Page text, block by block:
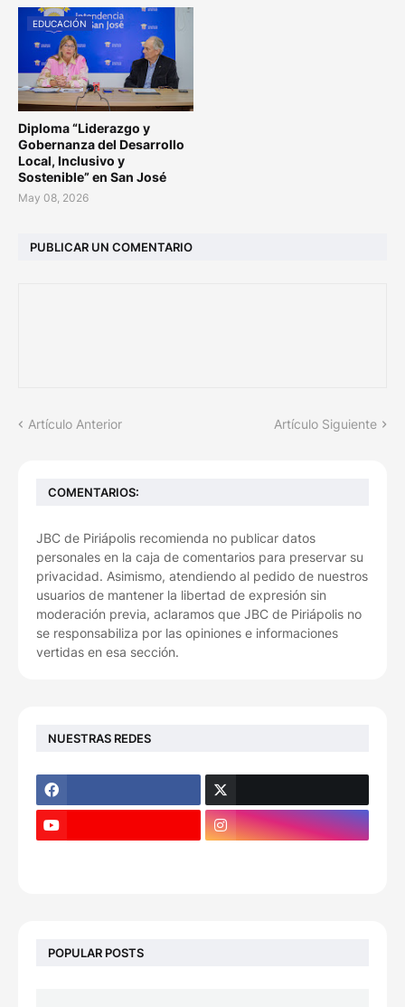
EDUCACIÓN
Diploma “Liderazgo y
Gobernanza del Desarrollo
Local, Inclusivo y
Sostenible” en San José
May 08, 2026
PUBLICAR UN COMENTARIO
Artículo Anterior Artículo Siguiente
COMENTARIOS:
JBC de Piriápolis recomienda no publicar datos
personales en la caja de comentarios para preservar su
privacidad. Asimismo, atendiendo al pedido de nuestros
usuarios de mantener la libertad de expresión sin
moderación previa, aclaramos que JBC de Piriápolis no
se responsabiliza por las opiniones e informaciones
vertidas en esa sección.
NUESTRAS REDES
POPULAR POSTS